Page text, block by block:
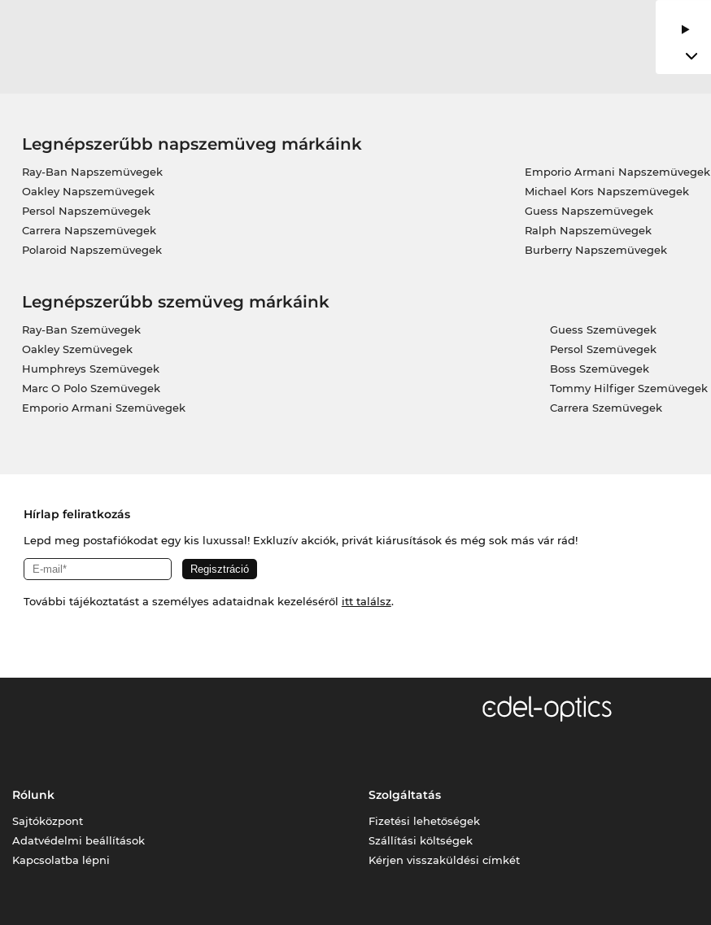
Legnépszerűbb napszemüveg márkáink
Ray-Ban Napszemüvegek
Oakley Napszemüvegek
Persol Napszemüvegek
Carrera Napszemüvegek
Polaroid Napszemüvegek
Emporio Armani Napszemüvegek
Michael Kors Napszemüvegek
Guess Napszemüvegek
Ralph Napszemüvegek
Burberry Napszemüvegek
Legnépszerűbb szemüveg márkáink
Ray-Ban Szemüvegek
Oakley Szemüvegek
Humphreys Szemüvegek
Marc O Polo Szemüvegek
Emporio Armani Szemüvegek
Guess Szemüvegek
Persol Szemüvegek
Boss Szemüvegek
Tommy Hilfiger Szemüvegek
Carrera Szemüvegek
Hírlap feliratkozás
Lepd meg postafiókodat egy kis luxussal! Exkluzív akciók, privát kiárusítások és még sok más vár rád!
További tájékoztatást a személyes adataidnak kezeléséről itt találsz.
Rólunk
Sajtóközpont
Adatvédelmi beállítások
Kapcsolatba lépni
Szolgáltatás
Fizetési lehetőségek
Szállítási költségek
Kérjen visszaküldési címkét